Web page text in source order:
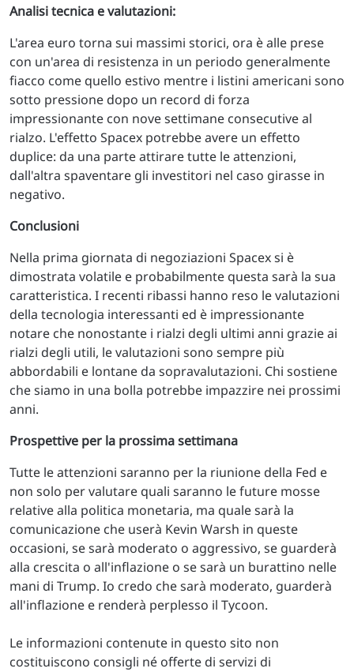
Analisi tecnica e valutazioni:
L'area euro torna sui massimi storici, ora è alle prese
con un'area di resistenza in un periodo generalmente
fiacco come quello estivo mentre i listini americani sono
sotto pressione dopo un record di forza
impressionante con nove settimane consecutive al
rialzo. L'effetto Spacex potrebbe avere un effetto
duplice: da una parte attirare tutte le attenzioni,
dall'altra spaventare gli investitori nel caso girasse in
negativo.
Conclusioni
Nella prima giornata di negoziazioni Spacex si è
dimostrata volatile e probabilmente questa sarà la sua
caratteristica. I recenti ribassi hanno reso le valutazioni
della tecnologia interessanti ed è impressionante
notare che nonostante i rialzi degli ultimi anni grazie ai
rialzi degli utili, le valutazioni sono sempre più
abbordabili e lontane da sopravalutazioni. Chi sostiene
che siamo in una bolla potrebbe impazzire nei prossimi
anni.
Prospettive per la prossima settimana
Tutte le attenzioni saranno per la riunione della Fed e
non solo per valutare quali saranno le future mosse
relative alla politica monetaria, ma quale sarà la
comunicazione che userà Kevin Warsh in queste
occasioni, se sarà moderato o aggressivo, se guarderà
alla crescita o all'inflazione o se sarà un burattino nelle
mani di Trump. Io credo che sarà moderato, guarderà
all'inflazione e renderà perplesso il Tycoon.
Le informazioni contenute in questo sito non
costituiscono consigli né offerte di servizi di